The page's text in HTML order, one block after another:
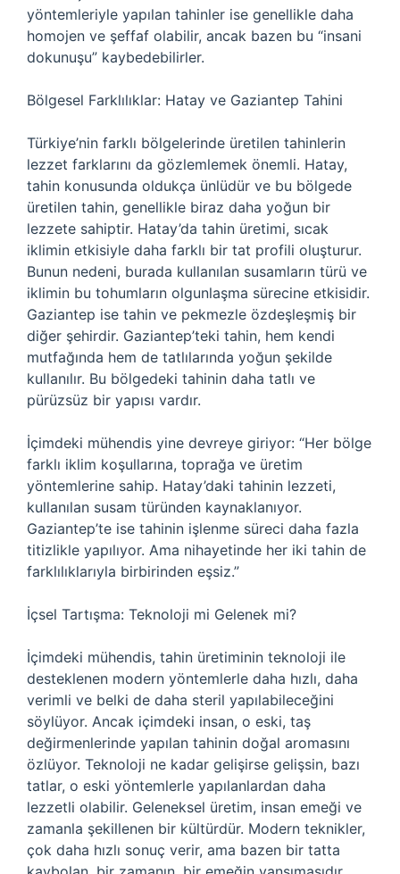
yöntemleriyle yapılan tahinler ise genellikle daha
homojen ve şeffaf olabilir, ancak bazen bu “insani
dokunuşu” kaybedebilirler.
Bölgesel Farklılıklar: Hatay ve Gaziantep Tahini
Türkiye’nin farklı bölgelerinde üretilen tahinlerin
lezzet farklarını da gözlemlemek önemli. Hatay,
tahin konusunda oldukça ünlüdür ve bu bölgede
üretilen tahin, genellikle biraz daha yoğun bir
lezzete sahiptir. Hatay’da tahin üretimi, sıcak
iklimin etkisiyle daha farklı bir tat profili oluşturur.
Bunun nedeni, burada kullanılan susamların türü ve
iklimin bu tohumların olgunlaşma sürecine etkisidir.
Gaziantep ise tahin ve pekmezle özdeşleşmiş bir
diğer şehirdir. Gaziantep’teki tahin, hem kendi
mutfağında hem de tatlılarında yoğun şekilde
kullanılır. Bu bölgedeki tahinin daha tatlı ve
pürüzsüz bir yapısı vardır.
İçimdeki mühendis yine devreye giriyor: “Her bölge
farklı iklim koşullarına, toprağa ve üretim
yöntemlerine sahip. Hatay’daki tahinin lezzeti,
kullanılan susam türünden kaynaklanıyor.
Gaziantep’te ise tahinin işlenme süreci daha fazla
titizlikle yapılıyor. Ama nihayetinde her iki tahin de
farklılıklarıyla birbirinden eşsiz.”
İçsel Tartışma: Teknoloji mi Gelenek mi?
İçimdeki mühendis, tahin üretiminin teknoloji ile
desteklenen modern yöntemlerle daha hızlı, daha
verimli ve belki de daha steril yapılabileceğini
söylüyor. Ancak içimdeki insan, o eski, taş
değirmenlerinde yapılan tahinin doğal aromasını
özlüyor. Teknoloji ne kadar gelişirse gelişsin, bazı
tatlar, o eski yöntemlerle yapılanlardan daha
lezzetli olabilir. Geleneksel üretim, insan emeği ve
zamanla şekillenen bir kültürdür. Modern teknikler,
çok daha hızlı sonuç verir, ama bazen bir tatta